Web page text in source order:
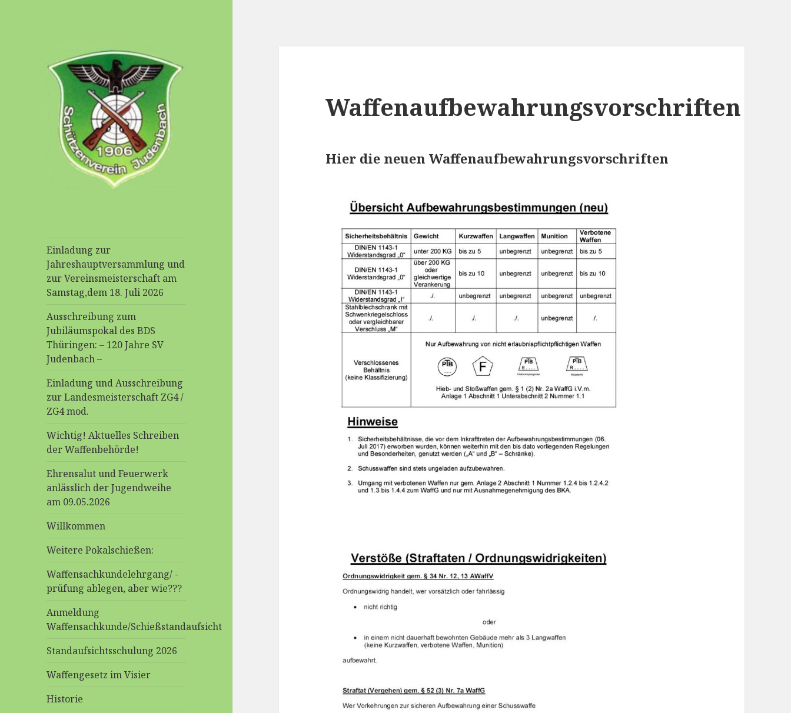
Einladung zur
Jahreshauptversammlung und
zur Vereinsmeisterschaft am
Samstag,dem 18. Juli 2026
Ausschreibung zum
Jubiläumspokal des BDS
Thüringen: – 120 Jahre SV
Judenbach –
Einladung und Ausschreibung
zur Landesmeisterschaft ZG4 /
ZG4 mod.
Wichtig! Aktuelles Schreiben
der Waffenbehörde!
Ehrensalut und Feuerwerk
anlässlich der Jugendweihe
am 09.05.2026
Willkommen
Weitere Pokalschießen:
Waffensachkundelehrgang/ -
prüfung ablegen, aber wie???
Anmeldung
Waffensachkunde/Schießstandaufsicht
Standaufsichtsschulung 2026
Waffengesetz im Visier
Historie
Waffenaufbewahrungsvorschriften
Hier die neuen Waffenaufbewahrungsvorschriften